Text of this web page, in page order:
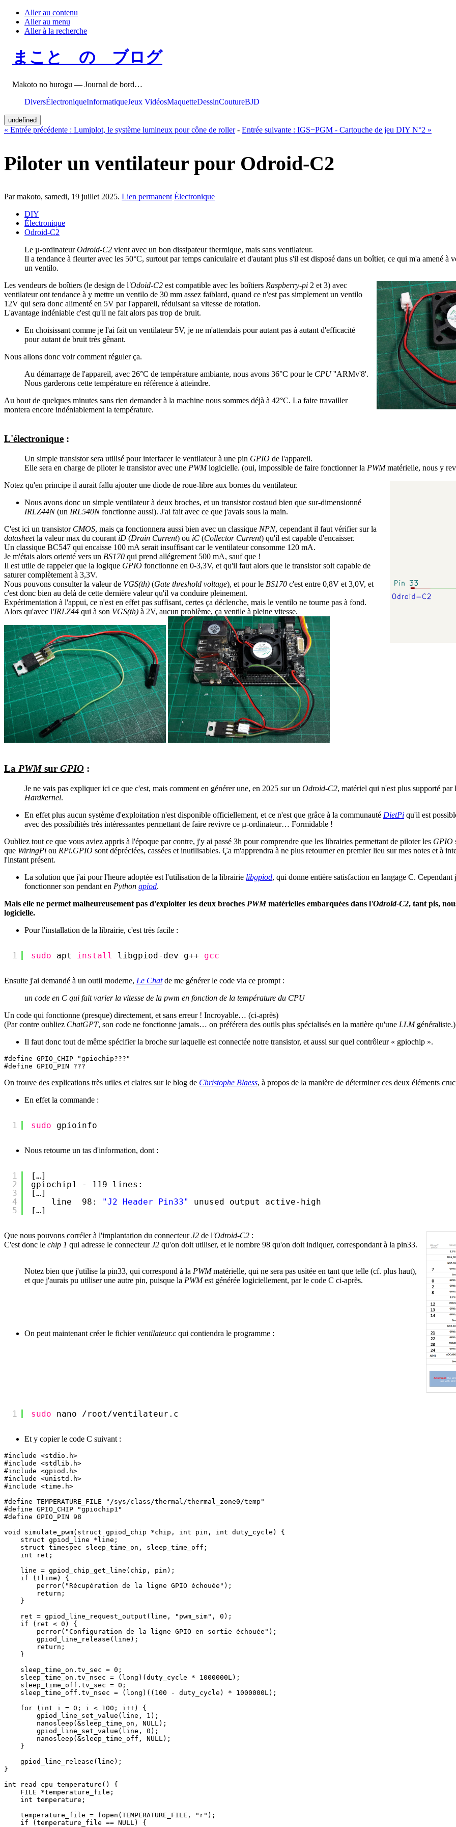
Aller au contenu
Aller au menu
Aller à la recherche
まこと の ブログ
Makoto no burogu — Journal de bord…
DiversÉlectroniqueInformatiqueJeux VidéosMaquetteDessinCoutureBJD
undefined
« Entrée précédente : Lumiplot, le système lumineux pour cône de roller - Entrée suivante : IGS−PGM - Cartouche de jeu DIY N°2 »
Piloter un ventilateur pour Odroid-C2
Par makoto, samedi, 19 juillet 2025. Lien permanent Électronique
DIY
Électronique
Odroid-C2
Le µ-ordinateurOdroid-C2 vient avec un bon dissipateur thermique, mais sans ventilateur.
Il a tendance à fleurter avec les 50°C, surtout par temps caniculaire et d'autant plus s'il est disposé dans un boîtier, ce qui m'a amené à
un ventilo.
Les vendeurs de boîtiers (le design de l'Odoid-C2 est compatible avec les boîtiers Raspberry-pi 2 et 3) avec
ventilateur ont tendance à y mettre un ventilo de 30 mm assez faiblard, quand ce n'est pas simplement un ventilo
12V qui sera donc alimenté en 5V par l'appareil, réduisant sa vitesse de rotation.
L'avantage indéniable c'est qu'il ne fait alors pas trop de bruit.
En choisissant comme je l'ai fait un ventilateur 5V, je ne m'attendais pour autant pas à autant d'efficacité
pour autant de bruit très gênant.
Nous allons donc voir comment réguler ça.
Au démarrage de l'appareil, avec 26°C de température ambiante, nous avons 36°C pour le CPU''ARMv'8'.
Nous garderons cette température en référence à atteindre.
Au bout de quelques minutes sans rien demander à la machine nous sommes déjà à 42°C. La faire travailler
montera encore indéniablement la température.
L'électronique :
Un simple transistor sera utilisé pour interfacer le ventilateur à une pin GPIO de l'appareil.
Elle sera en charge de piloter le transistor avec une PWMlogicielle. (oui, impossible de faire fonctionner la PWMmatérielle, nous y
Notez qu'en principe il aurait fallu ajouter une diode de roue-libre aux bornes du ventilateur.
Nous avons donc un simple ventilateur à deux broches, et un transistor costaud bien que sur-dimensionné
IRLZ44N(un IRL540Nfonctionne aussi). J'ai fait avec ce que j'avais sous la main.
C'est ici un transistor CMOS, mais ça fonctionnera aussi bien avec un classique NPN, cependant il faut vérifier sur la
datasheetla valeur max du courant iD (Drain Current) ou iC (Collector Current) qu'il est capable d'encaisser.
Un classique BC547 qui encaisse 100 mA serait insuffisant car le ventilateur consomme 120 mA.
Je m'étais alors orienté vers un BS170 qui prend allégrement 500 mA, sauf que !
Il est utile de rappeler que la logique GPIO fonctionne en 0-3,3V, et qu'il faut alors que le transistor soit capable de
saturer complètement à 3,3V.
Nous pouvons consulter la valeur de VGS(th) (Gate threshold voltage), et pour le BS170 c'est entre 0,8V et 3,0V, et
c'est donc bien au delà de cette dernière valeur qu'il va conduire pleinement.
Expérimentation à l'appui, ce n'est en effet pas suffisant, certes ça déclenche, mais le ventilo ne tourne pas à fond.
Alors qu'avec l'IRLZ44 qui à son VGS(th) à 2V, aucun problème, ça ventile à pleine vitesse.
La PWMsur GPIO :
Je ne vais pas expliquer ici ce que c'est, mais comment en générer une, en 2025 sur un Odroid-C2, matériel qui n'est plus supporté par
Hardkernel.
En effet plus aucun système d'exploitation n'est disponible officiellement, et ce n'est que grâce à la communauté DietPi qu'il est
avec des possibilités très intéressantes permettant de faire revivre ce µ-ordinateur… Formidable !
Oubliez tout ce que vous aviez appris à l'époque par contre, j'y ai passé 3h pour comprendre que les librairies permettant de piloter les GPIO
que WiringPi ou RPi.GPIO sont dépréciées, cassées et inutilisables. Ça m'apprendra à ne plus retourner en premier lieu sur mes notes et à
l'instant présent.
La solution que j'ai pour l'heure adoptée est l'utilisation de la librairie libgpiod, qui donne entière satisfaction en langage C. Cependant
fonctionner son pendant en Python gpiod.
Mais elle ne permet malheureusement pas d'exploiter les deux broches PWMmatérielles embarquées dans l'Odroid-C2, tant pis,
logicielle.
Pour l'installation de la librairie, c'est très facile :
1 sudo apt install libgpiod-dev g++ gcc
Ensuite j'ai demandé à un outil moderne, Le Chatde me générer le code via ce prompt :
un code en C qui fait varier la vitesse de la pwm en fonction de la température du CPU
Un code qui fonctionne (presque) directement, et sans erreur ! Incroyable… (ci-après)
(Par contre oubliez ChatGPT, son code ne fonctionne jamais… on préférera des outils plus spécialisés en la matière qu'une LLMgénéraliste.)
Il faut donc tout de même spécifier la broche sur laquelle est connectée notre transistor, et aussi sur quel contrôleur « gpiochip ».
#define GPIO_CHIP "gpiochip???"
On trouve des explications très utiles et claires sur le blog de Christophe Blaess, à propos de la manière de déterminer ces deux éléments
En effet la commande :
1 sudo gpioinfo
Nous retourne un tas d'information, dont :
1
2
3
4
5
[…]
gpiochip1 - 119 lines:
[…]
line  98:
"J2 Header Pin33"
unused output active-high
[…]
Que nous pouvons corréler à l'implantation du connecteurJ2 de l'Odroid-C2 :
C'est donc le chip 1 qui adresse le connecteurJ2 qu'on doit utiliser, et le nombre 98 qu'on doit indiquer, correspondant à la pin33.
Notez bien que j'utilise la pin33, qui correspond à la PWMmatérielle, qui ne sera pas usitée en tant que telle (cf. plus haut),
et que j'aurais pu utiliser une autre pin, puisque la PWMest générée logiciellement, par le code C ci-après.
On peut maintenant créer le fichierventilateur.c qui contiendra le programme :
1 sudo nano /root/ventilateur .c
Et y copier le code C suivant :
#include <stdio.h>
#include <stdlib.h>
#include <gpiod.h>
#include <unistd.h>
#include <time.h>
#define TEMPERATURE_FILE "/sys/class/thermal/thermal_zone0/temp"
#define GPIO_CHIP "gpiochip1"
#define GPIO_PIN 98
void simulate_pwm(struct gpiod_chip *chip, int pin, int duty_cycle) {
    struct gpiod_line *line;
    struct timespec sleep_time_on, sleep_time_off;
    int ret;
    line = gpiod_chip_get_line(chip, pin);
    if (!line) {
        perror("Récupération de la ligne GPIO échouée");
        return;
    }
    ret = gpiod_line_request_output(line, "pwm_sim", 0);
    if (ret < 0) {
        perror("Configuration de la ligne GPIO en sortie échouée");
        gpiod_line_release(line);
        return;
    }
    sleep_time_on.tv_sec = 0;
    sleep_time_on.tv_nsec = (long)(duty_cycle * 1000000L);
    sleep_time_off.tv_sec = 0;
    sleep_time_off.tv_nsec = (long)((100 - duty_cycle) * 1000000L);
    for (int i = 0; i < 100; i++) {
        gpiod_line_set_value(line, 1);
        nanosleep(&sleep_time_on, NULL);
        gpiod_line_set_value(line, 0);
        nanosleep(&sleep_time_off, NULL);
    }
    gpiod_line_release(line);
}
int read_cpu_temperature() {
    FILE *temperature_file;
    int temperature;
    temperature_file = fopen(TEMPERATURE_FILE, "r");
    if (temperature_file == NULL) {